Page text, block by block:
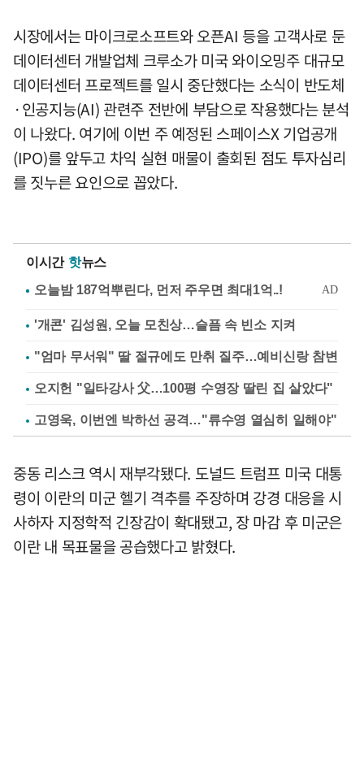
시장에서는 마이크로소프트와 오픈AI 등을 고객사로 둔
데이터센터 개발업체 크루소가 미국 와이오밍주 대규모
데이터센터 프로젝트를 일시 중단했다는 소식이 반도체
·인공지능(AI) 관련주 전반에 부담으로 작용했다는 분석
이 나왔다. 여기에 이번 주 예정된 스페이스X 기업공개
(IPO)를 앞두고 차익 실현 매물이 출회된 점도 투자심리
를 짓누른 요인으로 꼽았다.
이시간 핫뉴스
'개콘' 김성원, 오늘 모친상…슬픔 속 빈소 지켜
"엄마 무서워" 딸 절규에도 만취 질주…예비신랑 참변
오지헌 "일타강사 父…100평 수영장 딸린 집 살았다"
고영욱, 이번엔 박하선 공격…"류수영 열심히 일해야"
중동 리스크 역시 재부각됐다. 도널드 트럼프 미국 대통
령이 이란의 미군 헬기 격추를 주장하며 강경 대응을 시
사하자 지정학적 긴장감이 확대됐고, 장 마감 후 미군은
이란 내 목표물을 공습했다고 밝혔다.